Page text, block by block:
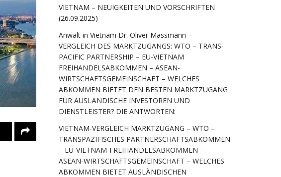
VIETNAM – NEUIGKEITEN UND VORSCHRIFTEN
(26.09.2025)
Anwalt in Vietnam Dr. Oliver Massmann –
VERGLEICH DES MARKTZUGANGS: WTO – TRANS-
PACIFIC PARTNERSHIP – EU-VIETNAM
FREIHANDELSABKOMMEN – ASEAN-
WIRTSCHAFTSGEMEINSCHAFT – WELCHES
ABKOMMEN BIETET DEN BESTEN MARKTZUGANG
FÜR AUSLÄNDISCHE INVESTOREN UND
DIENSTLEISTER? DIE ANTWORTEN:
VIETNAM-VERGLEICH MARKTZUGANG – WTO –
TRANSPAZIFISCHES PARTNERSCHAFTSABKOMMEN
– EU-VIETNAM-FREIHANDELSABKOMMEN –
ASEAN-WIRTSCHAFTSGEMEINSCHAFT – WELCHES
ABKOMMEN BIETET AUSLÄNDISCHEN